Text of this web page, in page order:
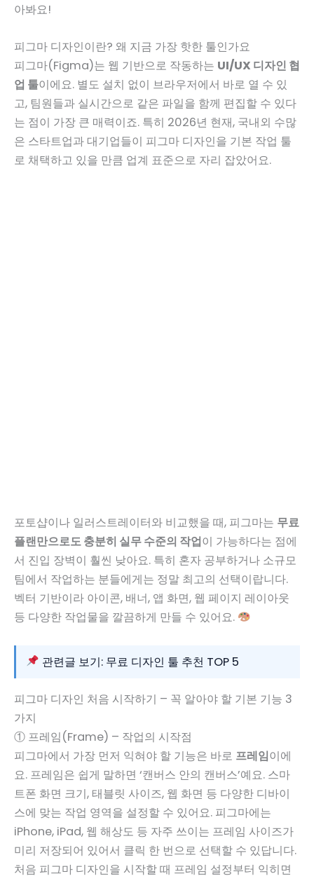
아봐요!
피그마 디자인이란? 왜 지금 가장 핫한 툴인가요
피그마(Figma)는 웹 기반으로 작동하는 UI/UX 디자인 협
업 툴이에요. 별도 설치 없이 브라우저에서 바로 열 수 있
고, 팀원들과 실시간으로 같은 파일을 함께 편집할 수 있다
는 점이 가장 큰 매력이죠. 특히 2026년 현재, 국내외 수많
은 스타트업과 대기업들이 피그마 디자인을 기본 작업 툴
로 채택하고 있을 만큼 업계 표준으로 자리 잡았어요.
포토샵이나 일러스트레이터와 비교했을 때, 피그마는 무료
플랜만으로도 충분히 실무 수준의 작업이 가능하다는 점에
서 진입 장벽이 훨씬 낮아요. 특히 혼자 공부하거나 소규모
팀에서 작업하는 분들에게는 정말 최고의 선택이랍니다.
벡터 기반이라 아이콘, 배너, 앱 화면, 웹 페이지 레이아웃
등 다양한 작업물을 깔끔하게 만들 수 있어요.
관련글 보기: 무료 디자인 툴 추천 TOP 5
피그마 디자인 처음 시작하기 – 꼭 알아야 할 기본 기능 3
가지
① 프레임(Frame) – 작업의 시작점
피그마에서 가장 먼저 익혀야 할 기능은 바로 프레임이에
요. 프레임은 쉽게 말하면 ‘캔버스 안의 캔버스’예요. 스마
트폰 화면 크기, 태블릿 사이즈, 웹 화면 등 다양한 디바이
스에 맞는 작업 영역을 설정할 수 있어요. 피그마에는
iPhone, iPad, 웹 해상도 등 자주 쓰이는 프레임 사이즈가
미리 저장되어 있어서 클릭 한 번으로 선택할 수 있답니다.
처음 피그마 디자인을 시작할 때 프레임 설정부터 익히면